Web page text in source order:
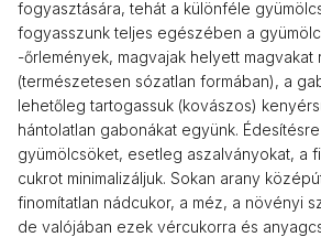
fogyasztására, tehát a különféle
fogyasszunk teljes egészében a
-őrlemények, magvajak helyett magvakat
(természetesen sózatlan formában), a
lehetőleg tartogassuk (kovászos)
hántolatlan gabonákat együnk.
gyümölcsöket, esetleg aszalványokat, a
cukrot minimalizáljuk. Sokan arany
finomítatlan nádcukor, a méz, a növényi
de valójában ezek vércukorra és